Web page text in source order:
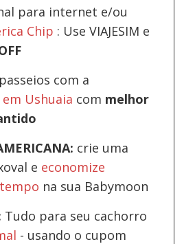
para internet e/ou
Chip : Use VIAJESIM e
com a
Ushuaia com melhor
crie uma
e economize
na sua Babymoon
Tudo para seu cachorro
- usando o cupom